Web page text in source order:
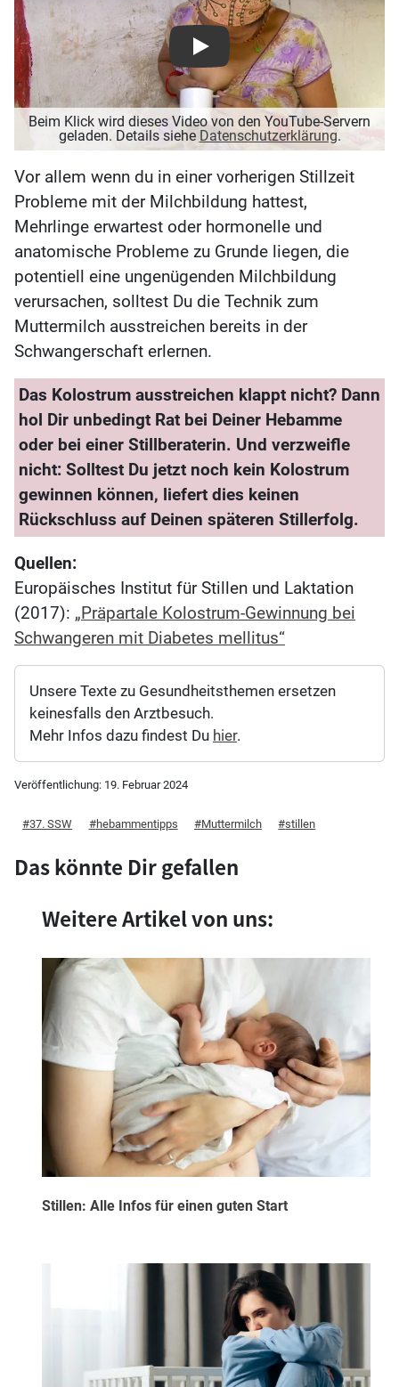
Beim Klick wird dieses Video von den YouTube-Servern
geladen. Details siehe Datenschutzerklärung.
Play
Vor allem wenn du in einer vorherigen Stillzeit
Probleme mit der Milchbildung hattest,
Mehrlinge erwartest oder hormonelle und
anatomische Probleme zu Grunde liegen, die
potentiell eine ungenügenden Milchbildung
verursachen, solltest Du die Technik zum
Muttermilch ausstreichen bereits in der
Schwangerschaft erlernen.
Das Kolostrum ausstreichen klappt nicht? Dann
hol Dir unbedingt Rat bei Deiner Hebamme
oder bei einer Stillberaterin. Und verzweifle
nicht: Solltest Du jetzt noch kein Kolostrum
gewinnen können, liefert dies keinen
Rückschluss auf Deinen späteren Stillerfolg.
Quellen:
Europäisches Institut für Stillen und Laktation
(2017): „Präpartale Kolostrum-Gewinnung bei
Schwangeren mit Diabetes mellitus“
Unsere Texte zu Gesundheitsthemen ersetzen
keinesfalls den Arztbesuch.
Mehr Infos dazu findest Du hier.
Veröffentlichung: 19. Februar 2024
37. SSW hebammentipps Muttermilch stillen
Das könnte Dir gefallen
Weitere Artikel von uns:
Stillen: Alle Infos für einen guten Start